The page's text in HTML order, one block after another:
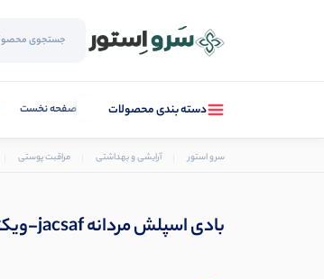
دسته بندی محصولات صفحه نخست
سرو استور آرایشی و بهداشتی مراقبت پوستی
بادی اسپلش مردانه jacsaf-ویکتور